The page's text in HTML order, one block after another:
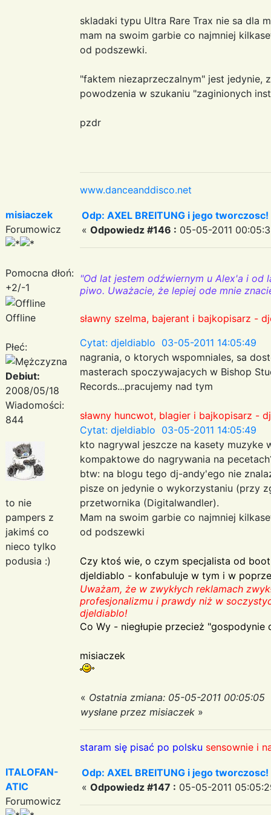
skladaki typu Ultra Rare Trax nie sa dla
mam na swoim garbie co najmniej
od podszewki.
"faktem niezaprzeczalnym" jest jedynie,
powodzenia w szukaniu "zaginionych
pzdr
www.danceanddisco.net
misiaczek
Forumowicz
Pomocna dłoń:
+2/-1
Offline
Płeć:
Debiut:
2008/05/18
Wiadomości:
844
to nie
pampers z
jakimś co
nieco tylko
podusia :)
Odp: AXEL BREITUNG i jego
« Odpowiedz #146 : 05-05-2011
"Od lat jestem odźwiernym u Alex'a i od
piwo. Uważacie, że lepiej ode mnie
sławny szelma, bajerant i bajkopisarz -
Cytat: djeldiablo 03-05-2011 14:05:49
nagrania, o ktorych wspomniales, sa
masterach spoczywajacych w Bishop
Records...pracujemy nad tym
sławny huncwot, blagier i bajkopisarz -
Cytat: djeldiablo 03-05-2011 14:05:49
kto nagrywal jeszcze na kasety
kompaktowe do nagrywania na
btw: na blogu tego dj-andy'ego nie
pisze on jedynie o wykorzystaniu (przy
przetwornika (Digitalwandler).
Mam na swoim garbie co najmniej
od podszewki
Czy ktoś wie, o czym specjalista od
djeldiablo - konfabuluje w tym i w
Uważam, że w zwykłych reklamach
profesjonalizmu i prawdy niż w
djeldiablo!
Co Wy - niegłupie przecież "gospodynie
misiaczek
« Ostatnia zmiana: 05-05-2011 00:05:05
wysłane przez misiaczek »
staram się pisać po polsku sensownie i
ITALOFAN-
ATIC
Forumowicz
Odp: AXEL BREITUNG i jego
« Odpowiedz #147 : 05-05-2011